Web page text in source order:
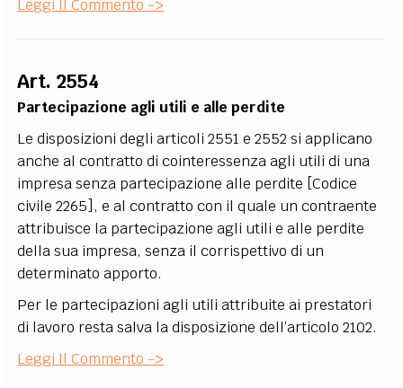
Leggi Il Commento ->
Art. 2554
Partecipazione agli utili e alle perdite
Le disposizioni degli articoli 2551 e 2552 si applicano
anche al contratto di cointeressenza agli utili di una
impresa senza partecipazione alle perdite [Codice
civile 2265], e al contratto con il quale un contraente
attribuisce la partecipazione agli utili e alle perdite
della sua impresa, senza il corrispettivo di un
determinato apporto.
Per le partecipazioni agli utili attribuite ai prestatori
di lavoro resta salva la disposizione dell’articolo 2102.
Leggi Il Commento ->